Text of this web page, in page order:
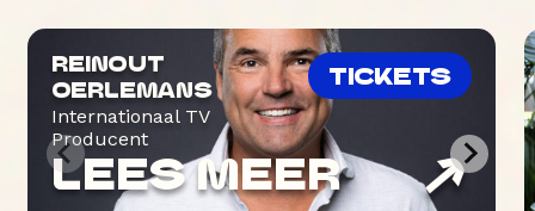
REINOUT
OERLEMANS
Internationaal TV
Producent
TICKETS
LEES MEER